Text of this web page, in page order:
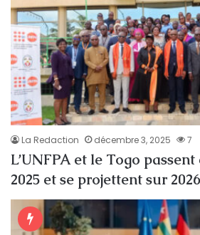
La Redaction décembre 3, 2025 7
L’UNFPA et le Togo
2025 et se projettent sur 2026